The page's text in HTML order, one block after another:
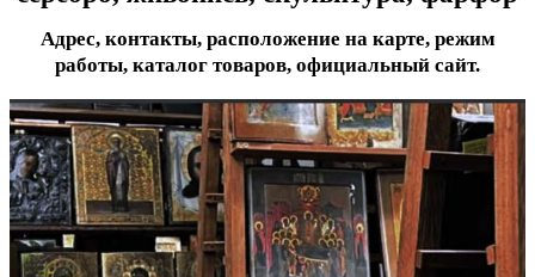
Адрес, контакты, расположение на карте, режим
работы, каталог товаров, официальный сайт.